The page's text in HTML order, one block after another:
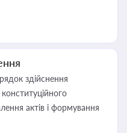
здійснення
актів і формування